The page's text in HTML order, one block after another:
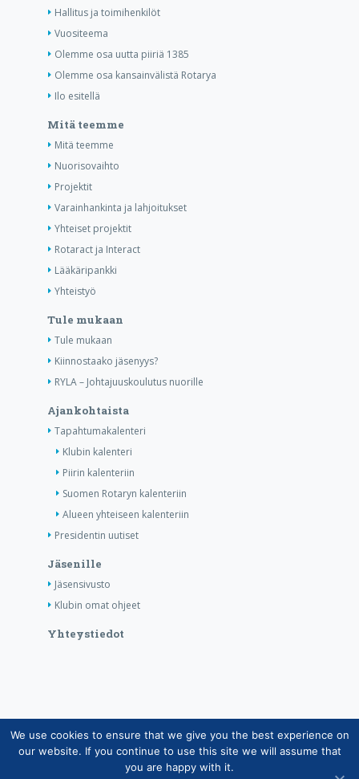
Hallitus ja toimihenkilöt
Vuositeema
Olemme osa uutta piiriä 1385
Olemme osa kansainvälistä Rotarya
Ilo esitellä
Mitä teemme
Mitä teemme
Nuorisovaihto
Projektit
Varainhankinta ja lahjoitukset
Yhteiset projektit
Rotaract ja Interact
Lääkäripankki
Yhteistyö
Tule mukaan
Tule mukaan
Kiinnostaako jäsenyys?
RYLA – Johtajuuskoulutus nuorille
Ajankohtaista
Tapahtumakalenteri
Klubin kalenteri
Piirin kalenteriin
Suomen Rotaryn kalenteriin
Alueen yhteiseen kalenteriin
Presidentin uutiset
Jäsenille
Jäsensivusto
Klubin omat ohjeet
Yhteystiedot
Copyright © Suomen Rotarypalvelu ry 2026 |
Jäsentietojärjestelmän tietosuojaseloste|Henkilötietojen
käsittely Rotarytoiminnassa
We use cookies to ensure that we give you the best experience on
our website. If you continue to use this site we will assume that
you are happy with it.